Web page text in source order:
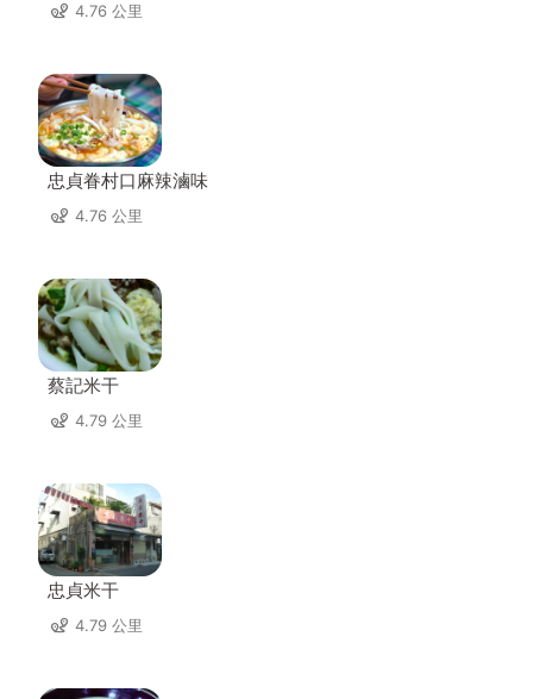
4.76 公里
忠貞眷村口麻辣滷味
4.76 公里
蔡記米干
4.79 公里
忠貞米干
4.79 公里